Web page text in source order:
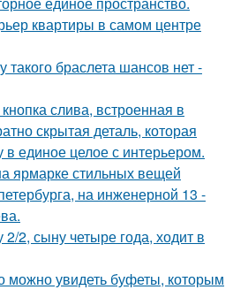
квартиры в самом центре
такого браслета шансов нет -
слива, встроенная в
скрытая деталь, которая
в единое целое с интерьером.
ярмарке стильных вещей
на инженерной 13 -
2, сыну четыре года, ходит в
можно увидеть буфеты, которым